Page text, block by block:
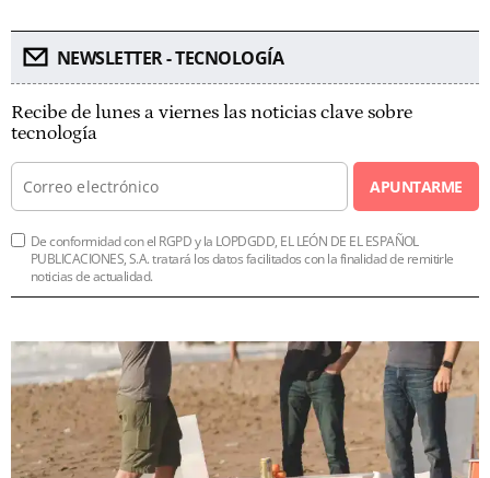
NEWSLETTER - TECNOLOGÍA
Recibe de lunes a viernes las noticias clave sobre
tecnología
APUNTARME
De conformidad con el RGPD y la LOPDGDD, EL LEÓN DE EL ESPAÑOL
PUBLICACIONES, S.A. tratará los datos facilitados con la finalidad de remitirle
noticias de actualidad.